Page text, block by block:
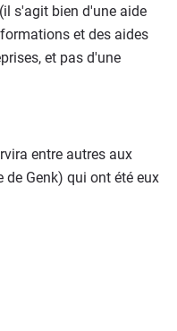
s'agit bien d'une aide
et des aides
et pas d'une
entre autres aux
de Genk) qui ont été eux